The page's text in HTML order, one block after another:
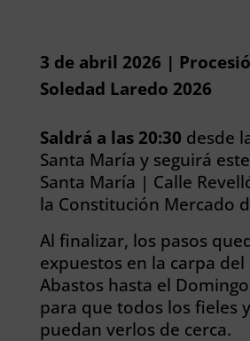
3 de abril 2026 |
Soledad Laredo 2026
Saldrá a las 20:30 desde
Santa María y seguirá
Santa María | Calle
la Constitución Mercado
Al finalizar, los pasos
expuestos en la carpa
Abastos hasta el
para que todos los fieles
puedan verlos de cerca.